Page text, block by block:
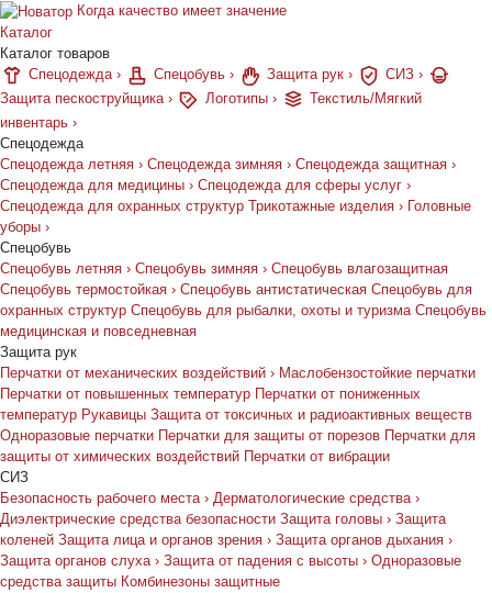
Когда качество имеет значение
Каталог
Каталог товаров
Спецодежда › Спецобувь › Защита рук › СИЗ ›
Защита пескоструйщика › Логотипы ›
Текстиль/Мягкий
инвентарь ›
Спецодежда
Спецодежда летняя › Спецодежда зимняя › Спецодежда защитная ›
Спецодежда для медицины › Спецодежда для сферы услуг ›
Спецодежда для охранных структур Трикотажные изделия › Головные
уборы ›
Спецобувь
Спецобувь летняя › Спецобувь зимняя › Спецобувь влагозащитная
Спецобувь термостойкая › Спецобувь антистатическая Спецобувь для
охранных структур Спецобувь для рыбалки, охоты и туризма Спецобувь
медицинская и повседневная
Защита рук
Перчатки от механических воздействий › Маслобензостойкие перчатки
Перчатки от повышенных температур Перчатки от пониженных
температур Рукавицы Защита от токсичных и радиоактивных веществ
Одноразовые перчатки Перчатки для защиты от порезов Перчатки для
защиты от химических воздействий Перчатки от вибрации
СИЗ
Безопасность рабочего места › Дерматологические средства ›
Диэлектрические средства безопасности Защита головы › Защита
коленей Защита лица и органов зрения › Защита органов дыхания ›
Защита органов слуха › Защита от падения с высоты › Одноразовые
средства защиты Комбинезоны защитные